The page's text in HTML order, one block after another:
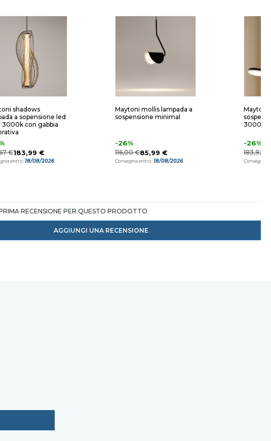
shadows
a sopensione led
3000k con gabbia
€183,99 €
entro:18/08/2026
Maytoni mollis lampada a
sospensione minimal
-26%
116,00 €85,99 €
Consegna entro:18/08/2026
Maytoni
3000k
-26%
183,92 €
Consegna
RECENSIONE PER QUESTO PRODOTTO
AGGIUNGI UNA RECENSIONE